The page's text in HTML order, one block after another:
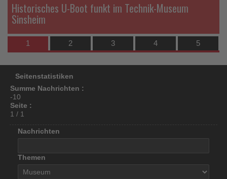
Historisches U-Boot funkt im Technik-Museum
Sinsheim
1 2 3 4 5
Seitenstatistiken
Summe Nachrichten :
-10
Seite :
1 / 1
Nachrichten
Themen